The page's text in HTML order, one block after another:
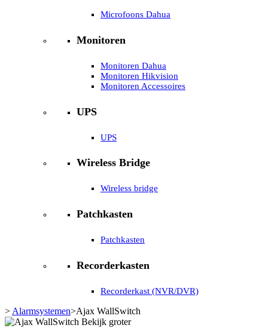
Microfoons Dahua
Monitoren
Monitoren Dahua
Monitoren Hikvision
Monitoren Accessoires
UPS
UPS
Wireless Bridge
Wireless bridge
Patchkasten
Patchkasten
Recorderkasten
Recorderkast (NVR/DVR)
> Alarmsystemen>Ajax WallSwitch
Bekijk groter